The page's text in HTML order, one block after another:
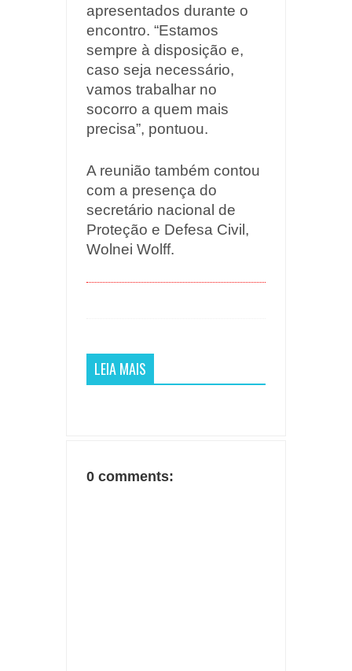
apresentados durante o
encontro. “Estamos
sempre à disposição e,
caso seja necessário,
vamos trabalhar no
socorro a quem mais
precisa”, pontuou.
A reunião também contou
com a presença do
secretário nacional de
Proteção e Defesa Civil,
Wolnei Wolff.
LEIA MAIS
0 comments: